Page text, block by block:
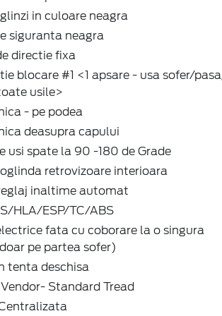
in culoare neagra
siguranta neagra
directie fixa
blocare #1 <1 apsare - usa sofer/
usile>
- pe podea
deasupra capului
usi spate la 90 -180 de Grade
retrovizoare interioara
inaltime automat
HLA/ESP/TC/ABS
fata cu coborare la o singura
pe partea sofer)
tenta deschisa
Standard Tread